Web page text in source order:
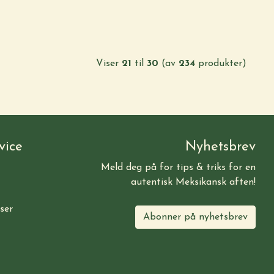
Viser 21 til 30 (av 234 produkter)
Nyhetsbrev
Meld deg på for tips & triks for en
autentisk Meksikansk aften!
Abonner på nyhetsbrev